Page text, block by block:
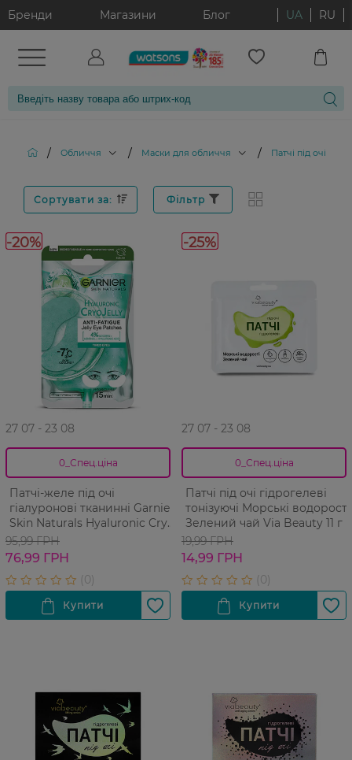
Бренди Магазини Блог UA RU
/ Обличчя / Маски для обличчя / Патчі під очі
Сортувати за: Фільтр
-20%
27 07 - 23 08
0_Спец.ціна
Патчі-желе під очі
гіалуронові тканинні Garnier
Skin Naturals Hyaluronic Cryo
Jelly 5 г
95,99 ГРН
76,99 ГРН
-25%
27 07 - 23 08
0_Спец.ціна
Патчі під очі гідрогелеві
тонізуючі Морські водорості
Зелений чай Via Beauty 11 г
19,99 ГРН
14,99 ГРН